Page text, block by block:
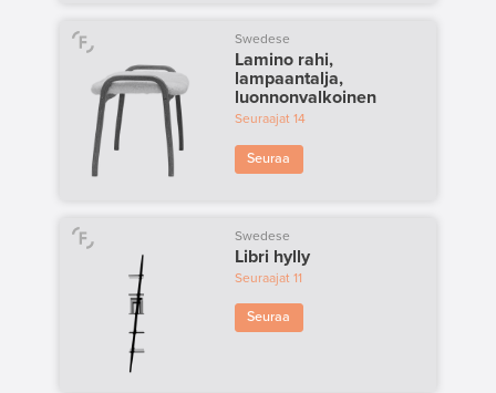
Swedese
Lamino rahi,
lampaantalja,
luonnonvalkoinen
Seuraajat14
Seuraa
Swedese
Libri hylly
Seuraajat 11
Seuraa